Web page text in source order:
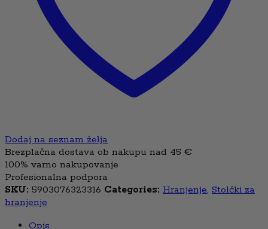
Dodaj na seznam želja
Brezplačna dostava ob nakupu nad 45 €
100% varno nakupovanje
Profesionalna podpora
SKU: 5903076323316 Categories: Hranjenje, Stolčki za
hranjenje
Opis